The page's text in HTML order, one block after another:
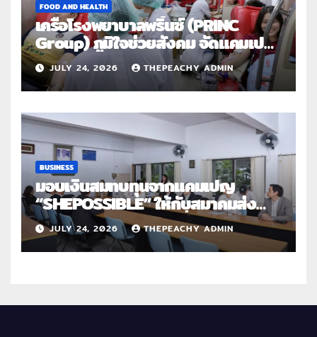
FOOD AND HEALTH
เครือโรงพยาบาลพริ้นซ์ (PRINC
Group) ภูมิใจช่วยสังคม จัดแคมเปญ
ใหญ่ระดับประเทศ “PRINC ผสาน :
สานต่อการให้ไม่สิ้นสุด”
JULY 24, 2026 THEPEACHY ADMIN
BUSINESS
มอบเงินสมทบทุนจากแคมเปญ
“SHEPOSSIBLE” ให้กับสมาคมส่ง
เสริมสถานภาพสตรีฯ เนื่องในวันสตรี
สากล 2569
JULY 24, 2026 THEPEACHY ADMIN